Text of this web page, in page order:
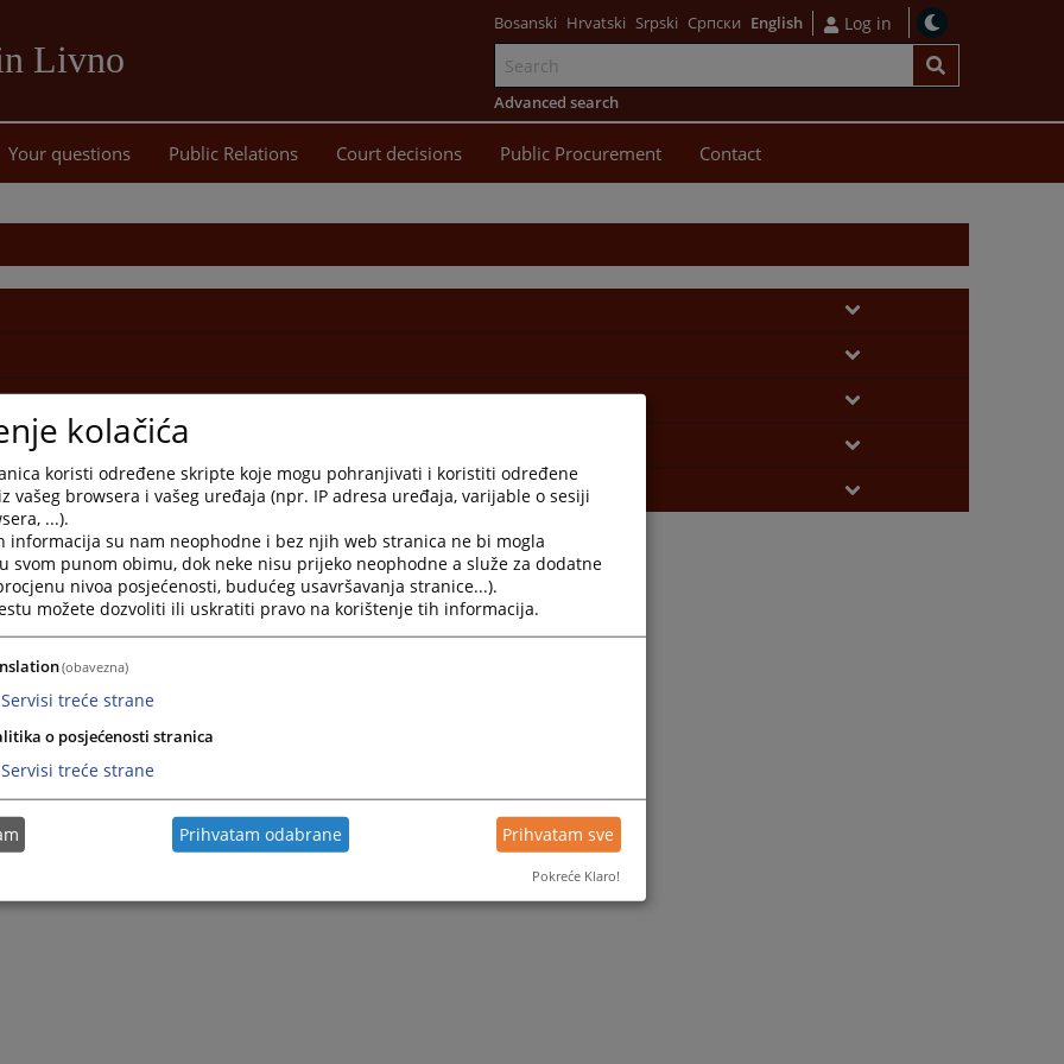
Livno
main
content
Bosanski Hrvatski Srpski Српски English Log in
Advanced search
Your questions Public Relations Court decisions Public Procurement Contact
kolačića
koristi određene skripte koje mogu pohranjivati i koristiti određene
vašeg browsera i vašeg uređaja (npr. IP adresa uređaja, varijable o sesiji
...).
informacija su nam neophodne i bez njih web stranica ne bi mogla
svom punom obimu, dok neke nisu prijeko neophodne a služe za dodatne
nivoa posjećenosti, budućeg usavršavanja stranice...).
možete dozvoliti ili uskratiti pravo na korištenje tih informacija.
(obavezna)
Servisi treće strane
o posjećenosti stranica
Servisi treće strane
Prihvatam odabrane Prihvatam sve
Pokreće Klaro!